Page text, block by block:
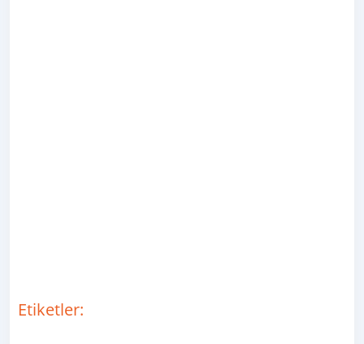
Etiketler: